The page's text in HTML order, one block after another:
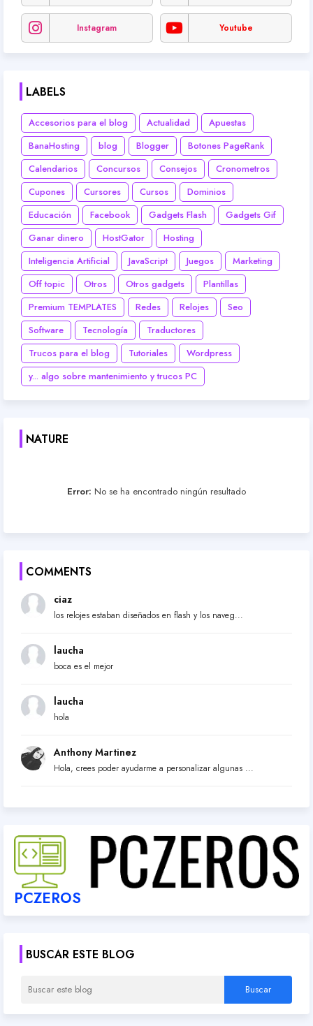
Instagram Youtube
LABELS
Accesorios para el blog Actualidad
Apuestas
BanaHosting
blog Blogger
Botones PageRank
Calendarios
Concursos Consejos
Cronometros
Cupones
Cursores Cursos
Dominios
Educación
Facebook Gadgets Flash
Gadgets Gif
Ganar dinero
HostGator
Hosting
Inteligencia Artificial
JavaScript Juegos
Marketing
Off topic
Otros Otros gadgets
Plantillas
Premium TEMPLATES
Redes Relojes
Seo
Software
Tecnología
Traductores
Trucos para el blog
Tutoriales
Wordpress
y... algo sobre mantenimiento y trucos PC
NATURE
Error: No se ha encontrado ningún resultado
COMMENTS
ciaz
los relojes estaban diseñados en flash y los naveg...
laucha
boca es el mejor
laucha
hola
Anthony Martinez
Hola, crees poder ayudarme a personalizar algunas ...
PCZEROS
BUSCAR ESTE BLOG